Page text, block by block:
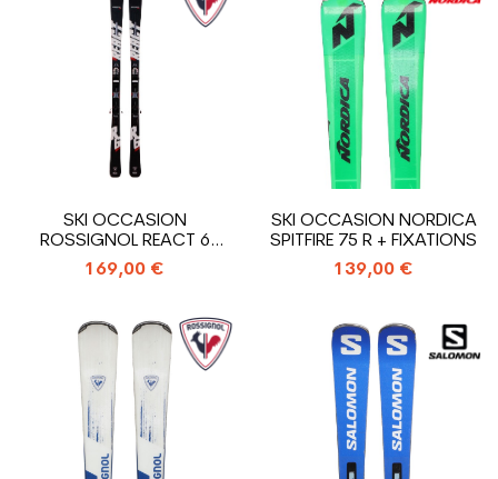
SKI OCCASION
ROSSIGNOL REACT 6
COMPACT + FIXATIONS
169,00 €
SKI OCCASION NORDICA
SPITFIRE 75 R + FIXATIONS
139,00 €